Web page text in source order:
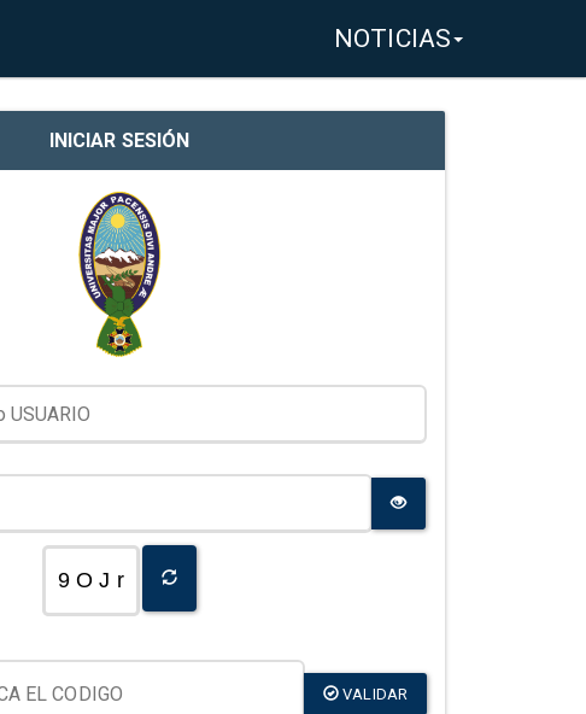
NOTICIAS
INICIAR SESIÓN
9 O J r
VALIDAR